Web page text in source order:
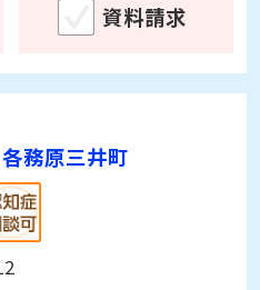
資料請求
務原三井町